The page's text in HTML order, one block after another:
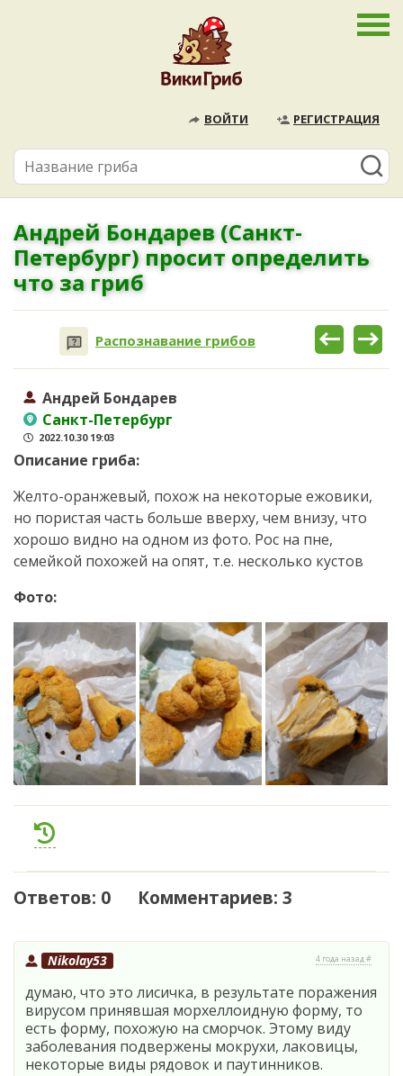
ВОЙТИ РЕГИСТРАЦИЯ
Андрей Бондарев (Санкт-
Петербург) просит определить
что за гриб
Распознавание грибов
Андрей Бондарев
Санкт-Петербург
2022.10.30 19:03
Описание гриба:
Желто-оранжевый, похож на некоторые ежовики,
но пористая часть больше вверху, чем внизу, что
хорошо видно на одном из фото. Рос на пне,
семейкой похожей на опят, т.е. несколько кустов
Фото:
Ответов: 0 Комментариев: 3
Nikolay53 4 года назад #
думаю, что это лисичка, в результате поражения
вирусом принявшая морхеллоидную форму, то
есть форму, похожую на сморчок. Этому виду
заболевания подвержены мокрухи, лаковицы,
некоторые виды рядовок и паутинников.